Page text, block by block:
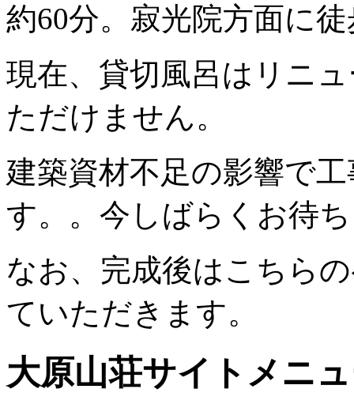
約60分。寂光院方面に
現在、貸切風呂はリニ
ただけません。
建築資材不足の影響で
す。。今しばらくお待
なお、完成後はこちら
ていただきます。
大原山荘サイトメニ